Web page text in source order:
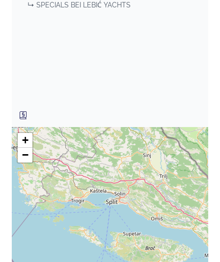
↳ SPECIALS BEI LEBIĆ YACHTS
+
−